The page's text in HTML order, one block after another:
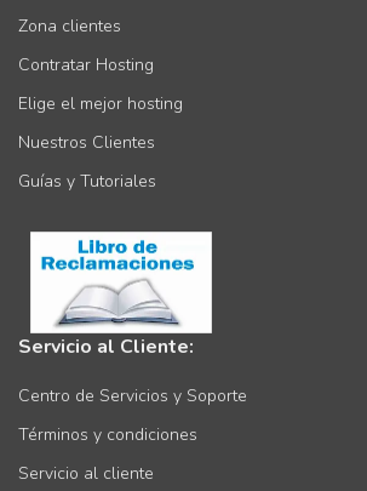
Zona clientes
Contratar Hosting
Elige el mejor hosting
Nuestros Clientes
Guías y Tutoriales
Servicio al Cliente:
Centro de Servicios y Soporte
Términos y condiciones
Servicio al cliente